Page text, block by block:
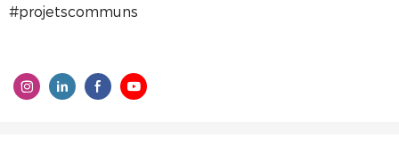
#projetscommuns